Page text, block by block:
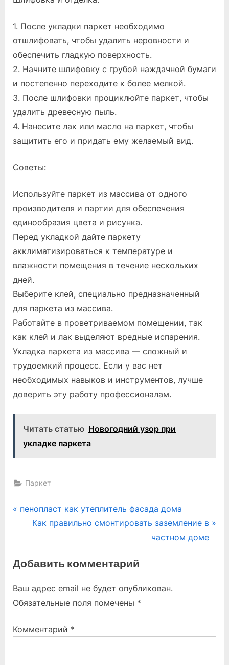
1. После укладки паркет необходимо
отшлифовать, чтобы удалить неровности и
обеспечить гладкую поверхность.
2. Начните шлифовку с грубой наждачной бумаги
и постепенно переходите к более мелкой.
3. После шлифовки проциклюйте паркет, чтобы
удалить древесную пыль.
4. Нанесите лак или масло на паркет, чтобы
защитить его и придать ему желаемый вид.
Советы:
Используйте паркет из массива от одного
производителя и партии для обеспечения
единообразия цвета и рисунка.
Перед укладкой дайте паркету
акклиматизироваться к температуре и
влажности помещения в течение нескольких
дней.
Выберите клей, специально предназначенный
для паркета из массива.
Работайте в проветриваемом помещении, так
как клей и лак выделяют вредные испарения.
Укладка паркета из массива — сложный и
трудоемкий процесс. Если у вас нет
необходимых навыков и инструментов, лучше
доверить эту работу профессионалам.
Читать статью Новогодний узор при
укладке паркета
Паркет
Навигация
P
i
u
s
o
пенопласт как утеплитель фасада дома
N
t
o
s
:
Как правильно смонтировать заземление в
частном доме
Добавить комментарий
Ваш адрес email не будет опубликован.
Обязательные поля помечены *
Комментарий *